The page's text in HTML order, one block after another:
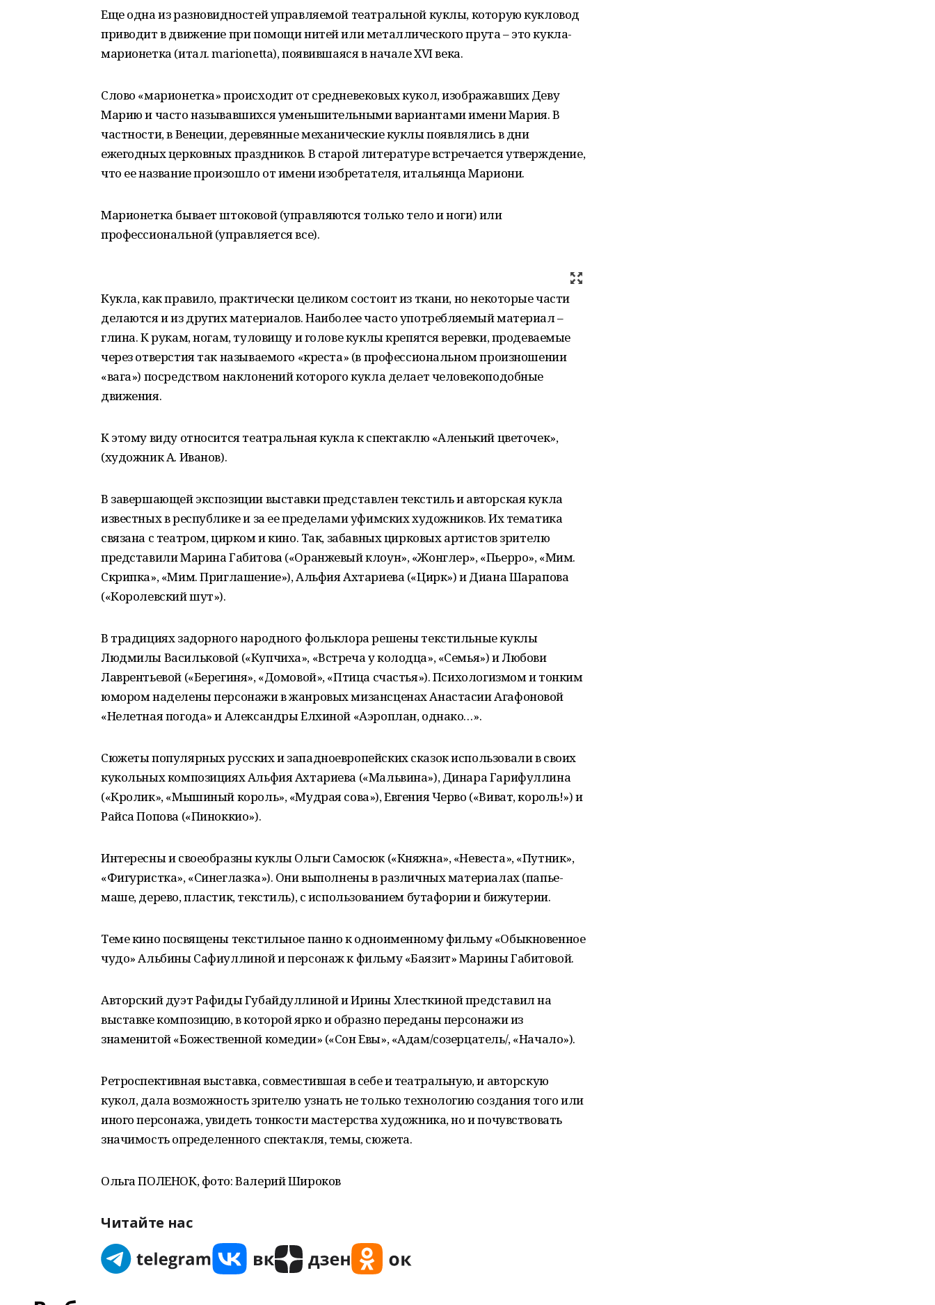
Еще одна из разновидностей управляемой театральной куклы, которую кукловод
приводит в движение при помощи нитей или металлического прута – это кукла-
марионетка (итал. marionetta), появившаяся в начале XVI века.
Слово «марионетка» происходит от средневековых кукол, изображавших Деву
Марию и часто называвшихся уменьшительными вариантами имени Мария. В
частности, в Венеции, деревянные механические куклы появлялись в дни
ежегодных церковных праздников. В старой литературе встречается утверждение,
что ее название произошло от имени изобретателя, итальянца Мариони.
Марионетка бывает штоковой (управляются только тело и ноги) или
профессиональной (управляется все).
Кукла, как правило, практически целиком состоит из ткани, но некоторые части
делаются и из других материалов. Наиболее часто употребляемый материал –
глина. К рукам, ногам, туловищу и голове куклы крепятся веревки, продеваемые
через отверстия так называемого «креста» (в профессиональном произношении
«вага») посредством наклонений которого кукла делает человекоподобные
движения.
К этому виду относится театральная кукла к спектаклю «Аленький цветочек»,
(художник А. Иванов).
В завершающей экспозиции выставки представлен текстиль и авторская кукла
известных в республике и за ее пределами уфимских художников. Их тематика
связана с театром, цирком и кино. Так, забавных цирковых артистов зрителю
представили Марина Габитова («Оранжевый клоун», «Жонглер», «Пьерро», «Мим.
Скрипка», «Мим. Приглашение»), Альфия Ахтариева («Цирк») и Диана Шарапова
(«Королевский шут»).
В традициях задорного народного фольклора решены текстильные куклы
Людмилы Васильковой («Купчиха», «Встреча у колодца», «Семья») и Любови
Лаврентьевой («Берегиня», «Домовой», «Птица счастья»). Психологизмом и тонким
юмором наделены персонажи в жанровых мизансценах Анастасии Агафоновой
«Нелетная погода» и Александры Елхиной «Аэроплан, однако…».
Сюжеты популярных русских и западноевропейских сказок использовали в своих
кукольных композициях Альфия Ахтариева («Мальвина»), Динара Гарифуллина
(«Кролик», «Мышиный король», «Мудрая сова»), Евгения Черво («Виват, король!») и
Райса Попова («Пиноккио»).
Интересны и своеобразны куклы Ольги Самосюк («Княжна», «Невеста», «Путник»,
«Фигуристка», «Синеглазка»). Они выполнены в различных материалах (папье-
маше, дерево, пластик, текстиль), с использованием бутафории и бижутерии.
Теме кино посвящены текстильное панно к одноименному фильму «Обыкновенное
чудо» Альбины Сафиуллиной и персонаж к фильму «Баязит» Марины Габитовой.
Авторский дуэт Рафиды Губайдуллиной и Ирины Хлесткиной представил на
выставке композицию, в которой ярко и образно переданы персонажи из
знаменитой «Божественной комедии» («Сон Евы», «Адам/созерцатель/, «Начало»).
Ретроспективная выставка, совместившая в себе и театральную, и авторскую
кукол, дала возможность зрителю узнать не только технологию создания того или
иного персонажа, увидеть тонкости мастерства художника, но и почувствовать
значимость определенного спектакля, темы, сюжета.
Ольга ПОЛЕНОК, фото: Валерий Широков
Читайте нас